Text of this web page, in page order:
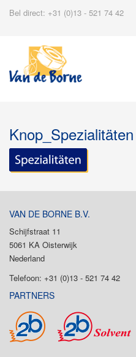
Bel direct: +31 (0)13 - 521 74 42
Knop_Spezialitäten
VAN DE BORNE B.V.
Schijfstraat 11
5061 KA Oisterwijk
Nederland
Telefoon: +31 (0)13 - 521 74 42
PARTNERS